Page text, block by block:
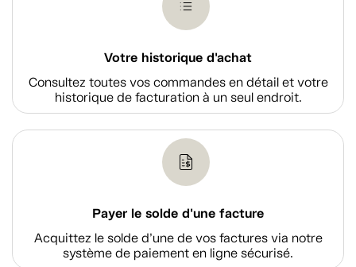
Votre historique d'achat
Consultez toutes vos commandes en détail et votre
historique de facturation à un seul endroit.
Payer le solde d'une facture
Acquittez le solde d’une de vos factures via notre
système de paiement en ligne sécurisé.